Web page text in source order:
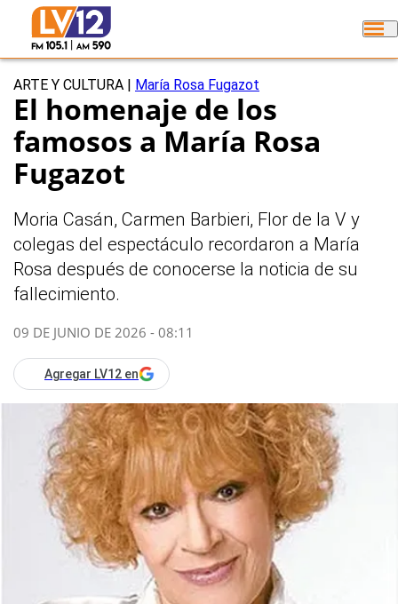
ARTE Y CULTURA María Rosa Fugazot
El homenaje de los
famosos a María Rosa
Fugazot
Moria Casán, Carmen Barbieri, Flor de la V y
colegas del espectáculo recordaron a María
Rosa después de conocerse la noticia de su
fallecimiento.
09 DE JUNIO DE 2026 - 08:11
Agregar LV12 en